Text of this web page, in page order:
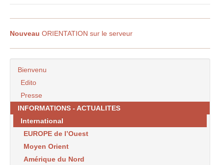
Nouveau ORIENTATION sur le serveur
Bienvenu
Edito
Presse
INFORMATIONS - ACTUALITES
International
EUROPE de l’Ouest
Moyen Orient
Amérique du Nord